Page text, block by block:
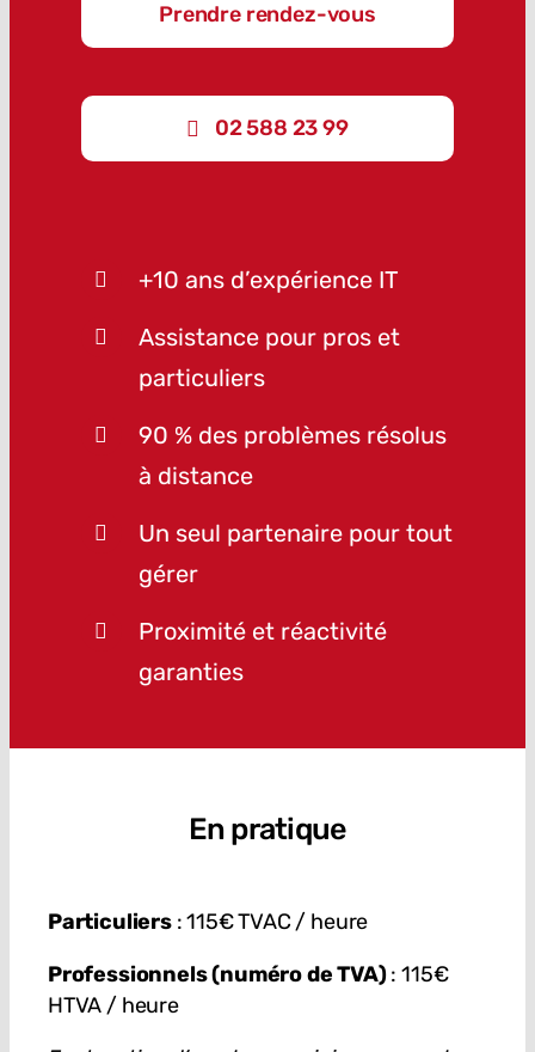
Prendre rendez-vous
02 588 23 99
+10 ans d’expérience IT
Assistance pour pros et
particuliers
90 % des problèmes résolus
à distance
Un seul partenaire pour tout
gérer
Proximité et réactivité
garanties
En pratique
Particuliers: 115€ TVAC / heure
Professionnels (numéro de TVA): 115€
HTVA / heure